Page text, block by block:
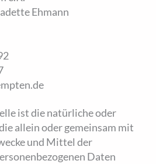
Ehmann
ist die natürliche oder
allein oder gemeinsam mit
und Mittel der
Daten